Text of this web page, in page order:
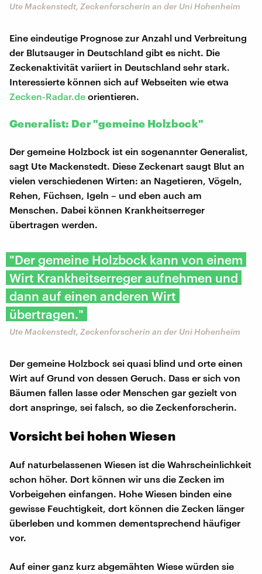
Ute Mackenstedt, Zeckenforscherin an der Uni Hohenheim
Eine eindeutige Prognose zur Anzahl und Verbreitung
der Blutsauger in Deutschland gibt es nicht. Die
Zeckenaktivität variiert in Deutschland sehr stark.
Interessierte können sich auf Webseiten wie etwa
Zecken-Radar.de orientieren.
Generalist: Der "gemeine Holzbock"
Der gemeine Holzbock ist ein sogenannter Generalist,
sagt Ute Mackenstedt. Diese Zeckenart saugt Blut an
vielen verschiedenen Wirten: an Nagetieren, Vögeln,
Rehen, Füchsen, Igeln – und eben auch am
Menschen. Dabei können Krankheitserreger
übertragen werden.
"Der gemeine Holzbock kann von einem
Wirt Krankheitserreger aufnehmen und
dann auf einen anderen Wirt
übertragen."
Ute Mackenstedt, Zeckenforscherin an der Uni Hohenheim
Der gemeine Holzbock sei quasi blind und orte einen
Wirt auf Grund von dessen Geruch. Dass er sich von
Bäumen fallen lasse oder Menschen gar gezielt von
dort anspringe, sei falsch, so die Zeckenforscherin.
Vorsicht bei hohen Wiesen
Auf naturbelassenen Wiesen ist die Wahrscheinlichkeit
schon höher. Dort können wir uns die Zecken im
Vorbeigehen einfangen. Hohe Wiesen binden eine
gewisse Feuchtigkeit, dort können die Zecken länger
überleben und kommen dementsprechend häufiger
vor.
Auf einer ganz kurz abgemähten Wiese würden sie